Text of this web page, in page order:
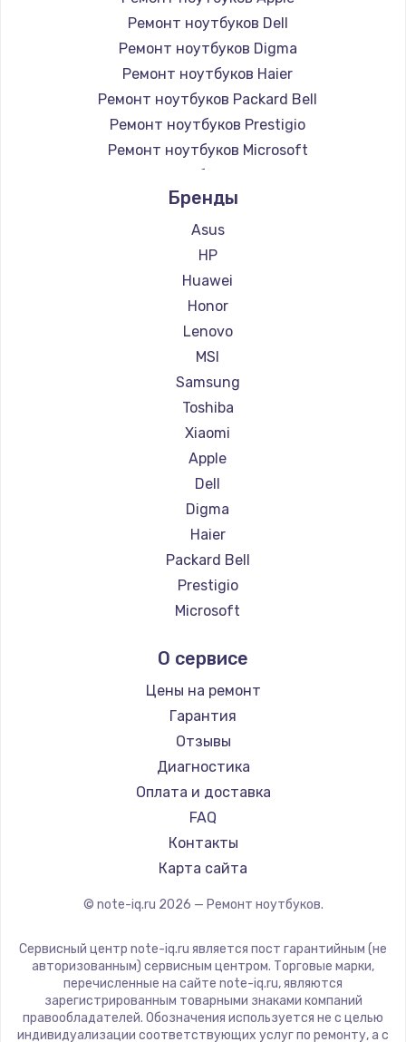
Ремонт ноутбуков Dell
Ремонт ноутбуков Digma
Ремонт ноутбуков Haier
Ремонт ноутбуков Packard Bell
Ремонт ноутбуков Prestigio
Ремонт ноутбуков Microsoft
Ремонт ноутбуков Alienware
Ремонт ноутбуков Aquarius
Ремонт ноутбуков Gigabyte
Ремонт ноутбуков Aorus
Ремонт ноутбуков Maibenben
Ремонт ноутбуков Getac
Ремонт ноутбуков Epson
Ремонт ноутбуков Philips
Ремонт ноутбуков LG
Ремонт ноутбуков Panasonic
Ремонт ноутбуков Irbis
Ремонт ноутбуков Thunderobot
Ремонт ноутбуков Hasee
Ремонт ноутбуков ZTE
Ремонт ноутбуков Hiper
Ремонт ноутбуков Evga
Ремонт ноутбуков Google
Ремонт ноутбуков Echips
Ремонт ноутбуков Predator
Ремонт ноутбуков iru
Ремонт ноутбуков Machenike
Ремонт ноутбуков DEXP
Ремонт ноутбуков Teclast
Ремонт ноутбуков CHUWI
Ремонт ноутбуков Colorful
Бренды
Asus
HP
Huawei
Honor
Lenovo
MSI
Samsung
Toshiba
Xiaomi
Apple
Dell
Digma
Haier
Packard Bell
Prestigio
Microsoft
Aquarius
Gigabyte
Aorus
Maibenben
Getac
Epson
Philips
LG
Panasonic
ZTE
Hiper
Evga
О сервисе
Цены на ремонт
Гарантия
Отзывы
Диагностика
Оплата и доставка
FAQ
Контакты
Карта сайта
© note-iq.ru 2026 — Ремонт ноутбуков.
Сервисный центр note-iq.ru является пост гарантийным (не
авторизованным) сервисным центром. Торговые марки,
перечисленные на сайте note-iq.ru, являются
зарегистрированным товарными знаками компаний
правообладателей. Обозначения используется не с целью
индивидуализации соответствующих услуг по ремонту, а с